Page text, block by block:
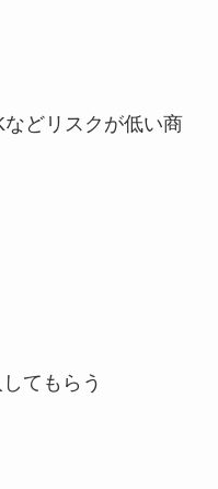
どリスクが低い商
てもらう